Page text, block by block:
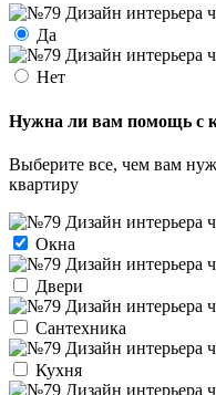
Да
Нет
Нужна ли вам помощь с
Выберите все, чем вам
квартиру
Окна
Двери
Сантехника
Кухня